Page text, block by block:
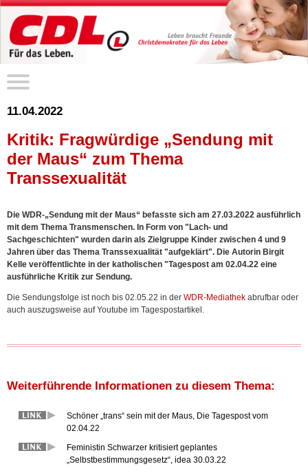
11.04.2022
Kritik: Fragwürdige „Sendung mit
der Maus“ zum Thema
Transsexualität
Die WDR-„Sendung mit der Maus“ befasste sich am 27.03.2022 ausführlich
mit dem Thema Transmenschen. In Form von "Lach- und
Sachgeschichten" wurden darin als Zielgruppe Kinder zwischen 4 und 9
Jahren über das Thema Transsexualität "aufgeklärt". Die Autorin Birgit
Kelle veröffentlichte in der katholischen "Tagespost am 02.04.22 eine
ausführliche Kritik zur Sendung.
Die Sendungsfolge ist noch bis 02.05.22 in der WDR-Mediathek abrufbar oder
auch auszugsweise auf Youtube im Tagespostartikel.
Weiterführende Informationen zu diesem Thema:
Schöner „trans“ sein mit der Maus, Die Tagespost vom
02.04.22
Feministin Schwarzer kritisiert geplantes
„Selbstbestimmungsgesetz“, idea 30.03.22